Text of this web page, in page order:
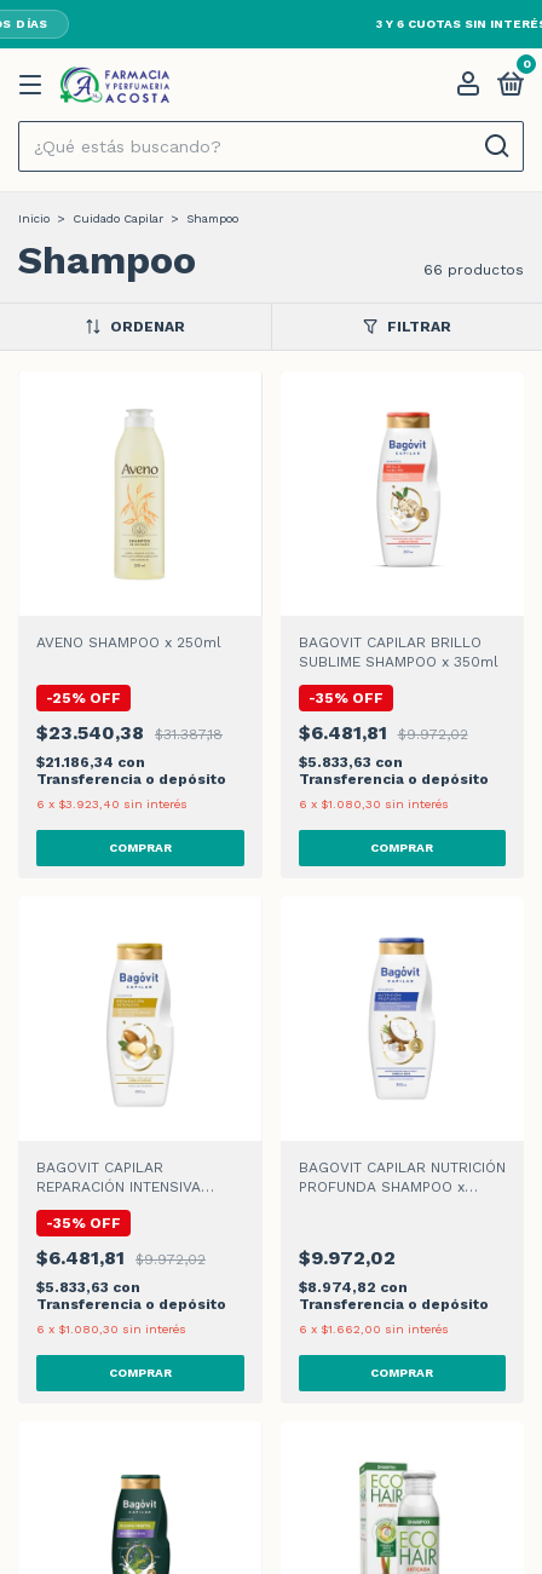
ABIERTO 24HS · TODOS LOS DÍAS
0
Inicio > Cuidado Capilar > Shampoo
Shampoo 66 productos
ORDENAR FILTRAR
AVENO SHAMPOO x 250ml
-25% OFF
$23.540,38
$31.387,18
$21.186,34 con
Transferencia o depósito
6 x $3.923,40 sin interés
BAGOVIT CAPILAR BRILLO
SUBLIME SHAMPOO x 350ml
-35% OFF
$6.481,81
$9.972,02
$5.833,63 con
Transferencia o depósito
6 x $1.080,30 sin interés
BAGOVIT CAPILAR
REPARACIÓN INTENSIVA
-35% OFF
$6.481,81
$9.972,02
$5.833,63 con
Transferencia o depósito
6 x $1.080,30 sin interés
BAGOVIT CAPILAR NUTRICIÓN
PROFUNDA SHAMPOO x
$9.972,02
$8.974,82 con
Transferencia o depósito
6 x $1.662,00 sin interés